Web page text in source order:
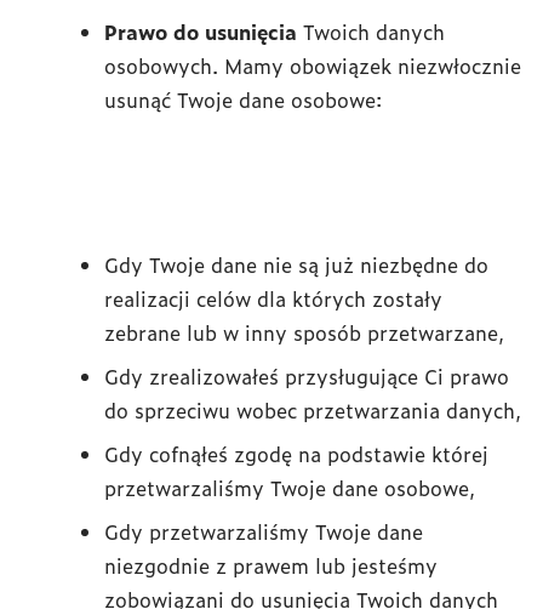
Prawo do usunięcia Twoich danych
osobowych. Mamy obowiązek niezwłocznie
usunąć Twoje dane osobowe:
Gdy Twoje dane nie są już niezbędne do
realizacji celów dla których zostały
zebrane lub w inny sposób przetwarzane,
Gdy zrealizowałeś przysługujące Ci prawo
do sprzeciwu wobec przetwarzania danych,
Gdy cofnąłeś zgodę na podstawie której
przetwarzaliśmy Twoje dane osobowe,
Gdy przetwarzaliśmy Twoje dane
niezgodnie z prawem lub jesteśmy
zobowiązani do usunięcia Twoich danych